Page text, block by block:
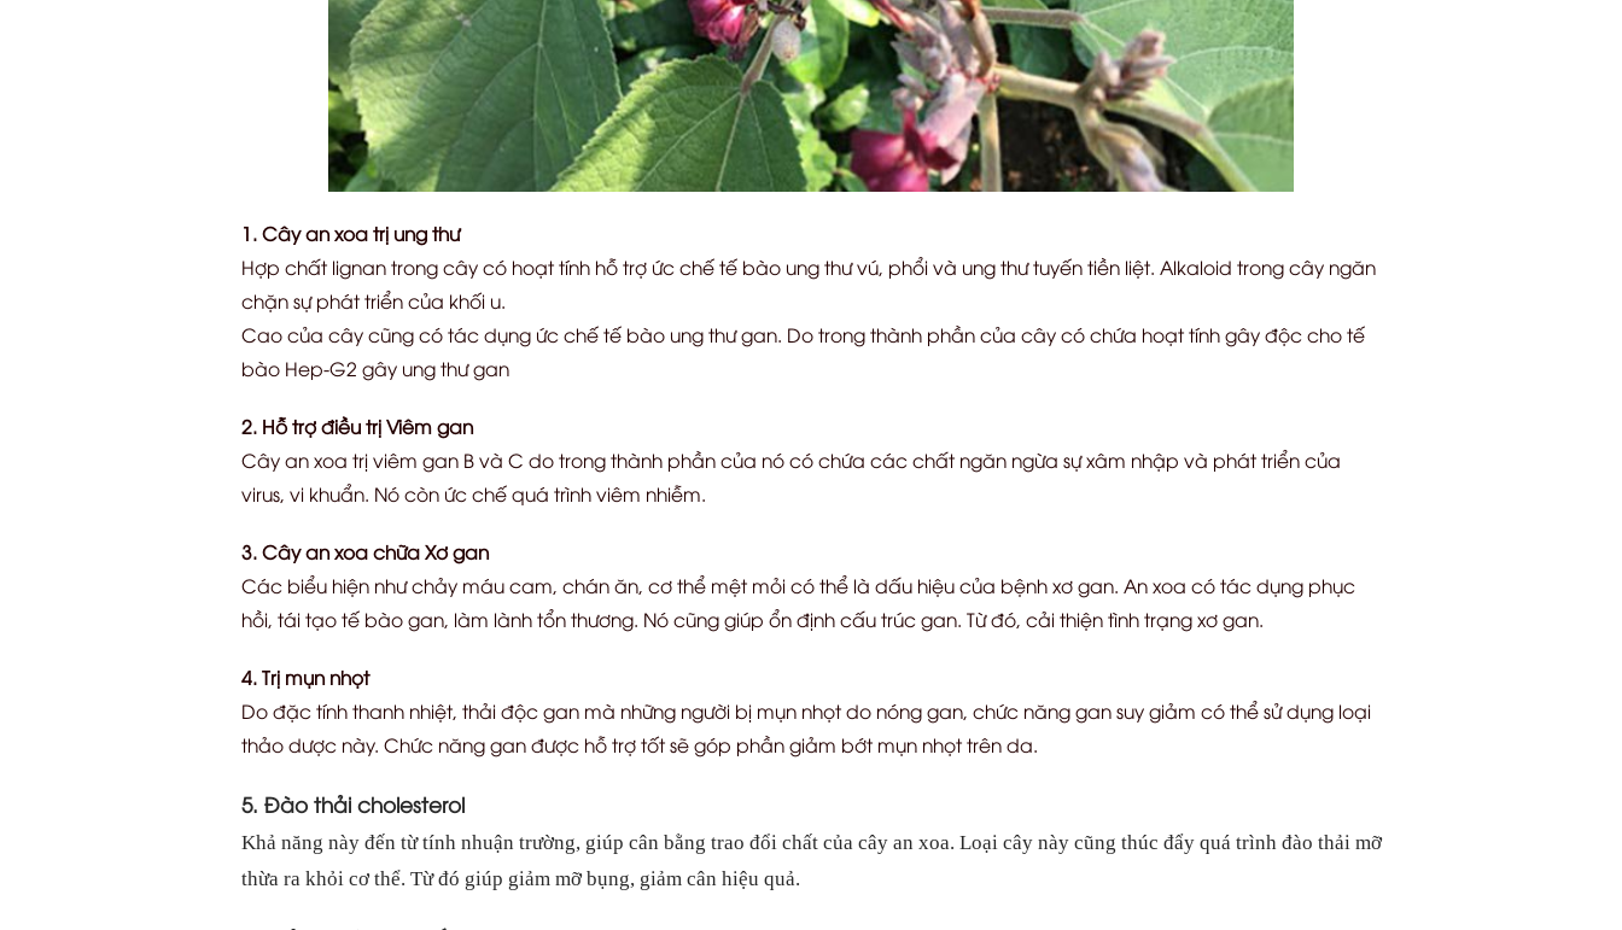
1. Cây an xoa trị ung thư
Hợp chất lignan trong cây có hoạt tính hỗ trợ ức chế tế bào ung thư vú, phổi và ung thư tuyến tiền liệt. Alkaloid trong cây ngăn
chặn sự phát triển của khối u.
Cao của cây cũng có tác dụng ức chế tế bào ung thư gan. Do trong thành phần của cây có chứa hoạt tính gây độc cho tế
bào Hep-G2 gây ung thư gan
2. Hỗ trợ điều trị Viêm gan
Cây an xoa trị viêm gan B và C do trong thành phần của nó có chứa các chất ngăn ngừa sự xâm nhập và phát triển của
virus, vi khuẩn. Nó còn ức chế quá trình viêm nhiễm.
3. Cây an xoa chữa Xơ gan
Các biểu hiện như chảy máu cam, chán ăn, cơ thể mệt mỏi có thể là dấu hiệu của bệnh xơ gan. An xoa có tác dụng phục
hồi, tái tạo tế bào gan, làm lành tổn thương. Nó cũng giúp ổn định cấu trúc gan. Từ đó, cải thiện tình trạng xơ gan.
4. Trị mụn nhọt
Do đặc tính thanh nhiệt, thải độc gan mà những người bị mụn nhọt do nóng gan, chức năng gan suy giảm có thể sử dụng loại
thảo dược này. Chức năng gan được hỗ trợ tốt sẽ góp phần giảm bớt mụn nhọt trên da.
5. Đào thải cholesterol
Khả năng này đến từ tính nhuận trường, giúp cân bằng trao đổi chất của cây an xoa. Loại cây này cũng thúc đẩy quá trình đào thải mỡ
thừa ra khỏi cơ thể. Từ đó giúp giảm mỡ bụng, giảm cân hiệu quả.